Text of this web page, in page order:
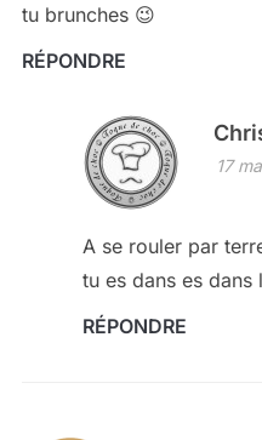
tu brunches 😉
RÉPONDRE
17
A se rouler par
tu es dans es dans
RÉPONDRE